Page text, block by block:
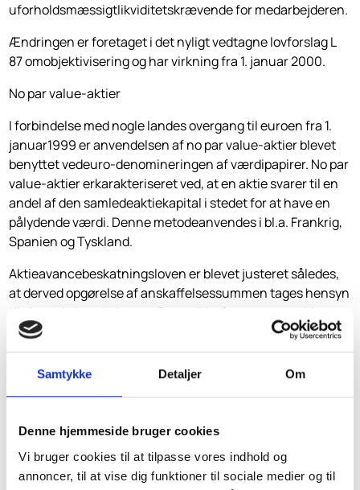
Samtykke Detaljer Om
Denne hjemmeside bruger cookies
Vi bruger cookies til at tilpasse vores indhold og
annoncer, til at vise dig funktioner til sociale medier og til
uforholdsmæssigtlikviditetskrævende for medarbejderen.
Ændringen er foretaget i det nyligt vedtagne lovforslag L
87 omobjektivise­ring og har virkning fra 1. januar 2000.
No par value-aktier
I forbindelse med nogle landes overgang til euroen fra 1.
januar1999 er an­vendelsen af no par value-aktier blevet
benyttet vedeuro-denomineringen af værdipapirer. No par
value-aktier erkarakteriseret ved, at en aktie svarer til en
andel af den samledeaktiekapital i stedet for at have en
pålydende værdi. Denne metodeanvendes i bl.a. Frankrig,
Spanien og Tyskland.
Aktieavancebeskatningsloven er blevet justeret således,
at derved opgørelse af anskaffelsessummen tages hensyn
til disse aktierseksistens. Der er ikke foretaget ændringer
vedrørende aktier medpålydende værdi.
den 1.januar 1999.
der måtte træffes på baggrund af dette nyhedsbrev
uden forudgående rådgivning. Vi påtager os ligeledes
ikke ansvar for fejl og mangler.